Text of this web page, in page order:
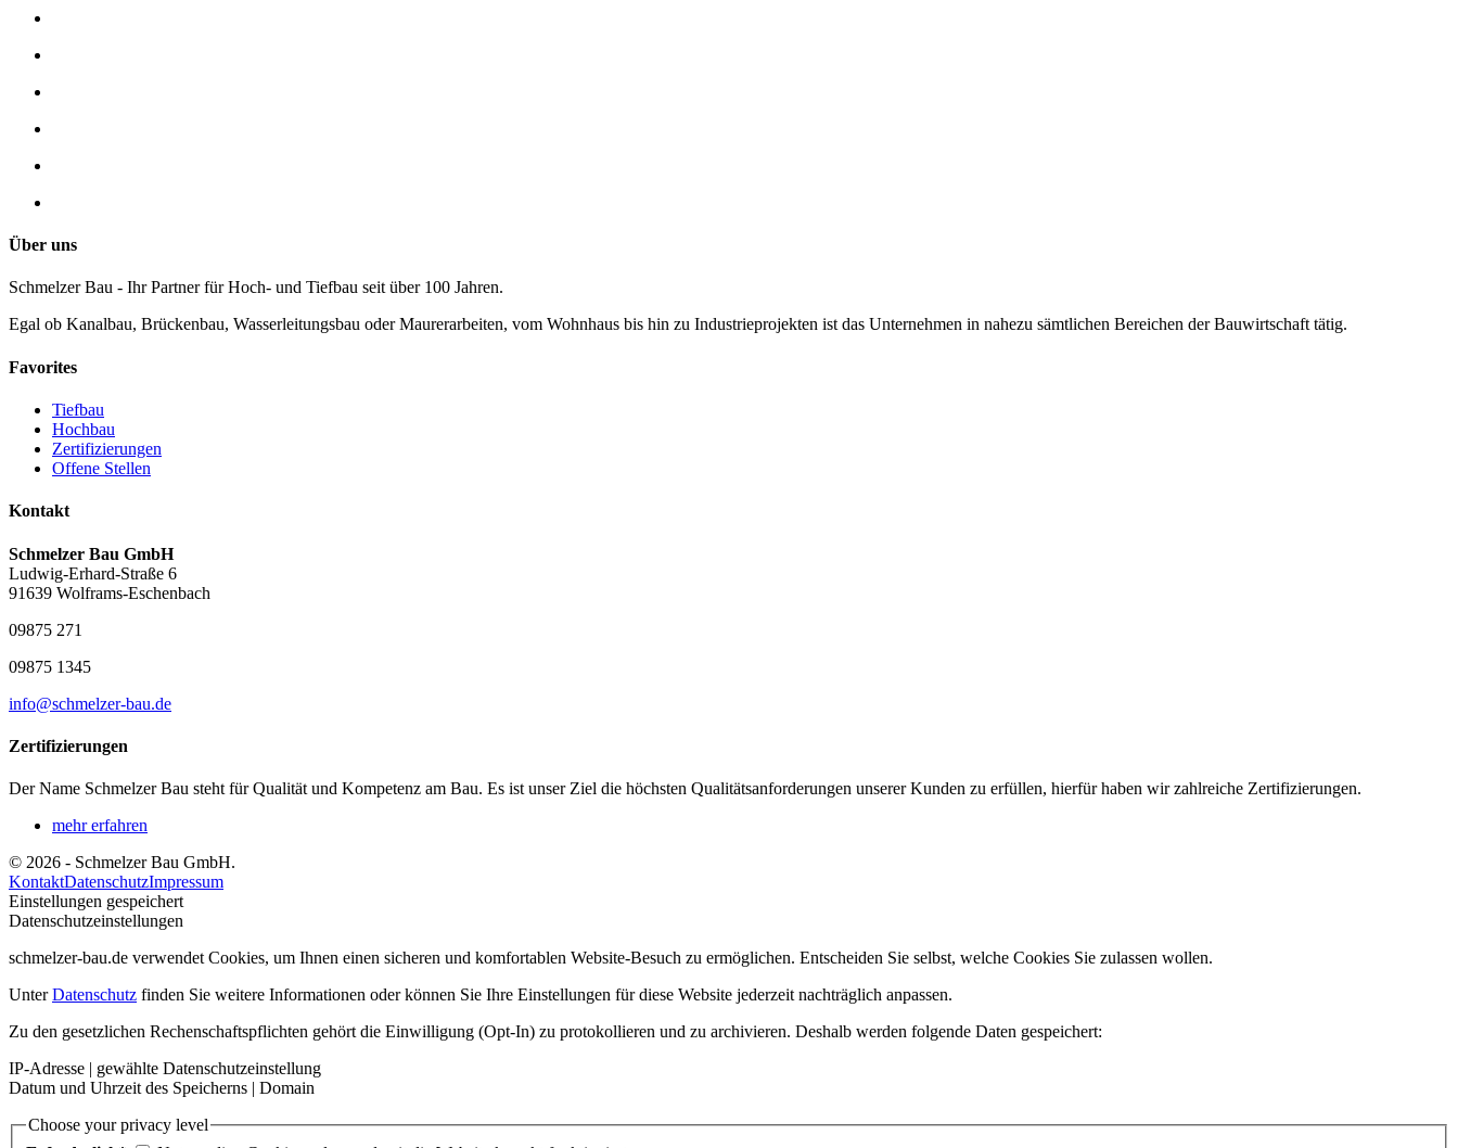
Über uns
Schmelzer Bau - Ihr Partner für Hoch- und Tiefbau seit über 100 Jahren.
Egal ob Kanalbau, Brückenbau, Wasserleitungsbau oder Maurerarbeiten, vom Wohnhaus bis hin zu Industrieprojekten ist das Unternehmen in nahezu sämtlichen Bereichen der Bauwirtschaft tätig.
Favorites
Tiefbau
Hochbau
Zertifizierungen
Offene Stellen
Kontakt
Schmelzer Bau GmbH
Ludwig-Erhard-Straße 6
91639 Wolframs-Eschenbach
09875 271
09875 1345
info@schmelzer-bau.de
Zertifizierungen
Der Name Schmelzer Bau steht für Qualität und Kompetenz am Bau. Es ist unser Ziel die höchsten Qualitätsanforderungen unserer Kunden zu erfüllen, hierfür haben wir zahlreiche Zertifizierungen.
mehr erfahren
© 2026 - Schmelzer Bau GmbH.
KontaktDatenschutzImpressum
Einstellungen gespeichert
Datenschutzeinstellungen
schmelzer-bau.de verwendet Cookies, um Ihnen einen sicheren und komfortablen Website-Besuch zu ermöglichen. Entscheiden Sie selbst, welche Cookies Sie zulassen wollen.
UnterDatenschutz finden Sie weitere Informationen oder können Sie Ihre Einstellungen für diese Website jederzeit nachträglich anpassen.
Zu den gesetzlichen Rechenschaftspflichten gehört die Einwilligung (Opt-In) zu protokollieren und zu archivieren. Deshalb werden folgende Daten gespeichert:
IP-Adresse | gewählte Datenschutzeinstellung
Datum und Uhrzeit des Speicherns | Domain
Choose your privacy level